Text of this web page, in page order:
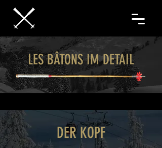
LES BÂTONS IM DETAIL
DER KOPF